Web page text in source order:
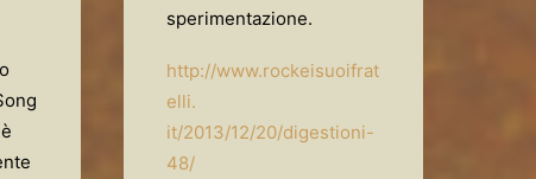
sperimentazione.
http://www.rockeisuoifrat
elli.
it/2013/12/20/digestioni-
48/